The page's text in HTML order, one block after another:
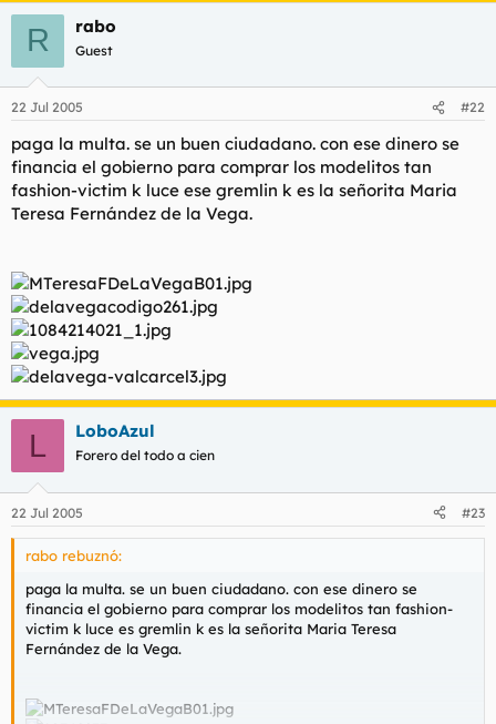
R rabo
Guest
22 Jul 2005 #22
paga la multa. se un buen ciudadano. con ese dinero se
financia el gobierno para comprar los modelitos tan
fashion-victim k luce ese gremlin k es la señorita Maria
Teresa Fernández de la Vega.
L LoboAzul
Forero del todo a cien
22 Jul 2005 #23
rabo rebuznó:
paga la multa. se un buen ciudadano. con ese dinero se
financia el gobierno para comprar los modelitos tan fashion-
victim k luce es gremlin k es la señorita Maria Teresa
Fernández de la Vega.